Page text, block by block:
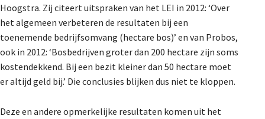
Hoogstra. Zij citeert uitspraken van het LEI in 2012: ‘Over
het algemeen verbeteren de resultaten bij een
toenemende bedrijfsomvang (hectare bos)’ en van Probos,
ook in 2012: ‘Bosbedrijven groter dan 200 hectare zijn soms
kostendekkend. Bij een bezit kleiner dan 50 hectare moet
er altijd geld bij.’ Die conclusies blijken dus niet te kloppen.
Deze en andere opmerkelijke resultaten komen uit het